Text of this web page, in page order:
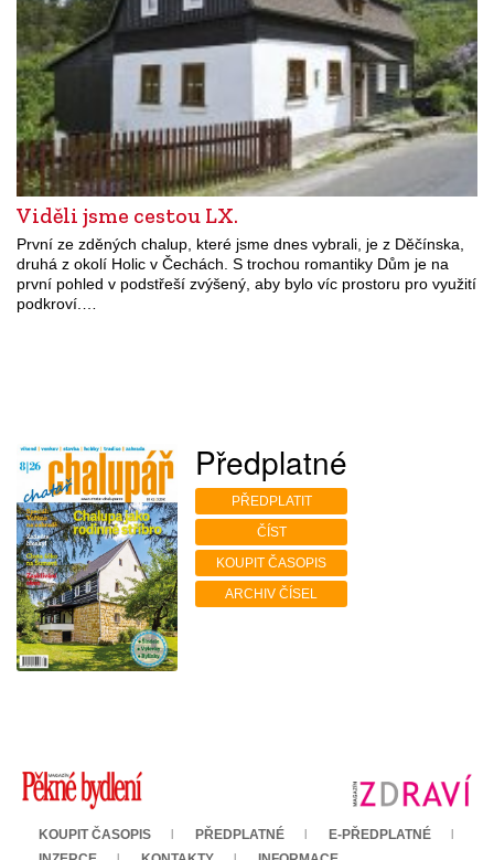
Viděli jsme cestou LX.
První ze zděných chalup, které jsme dnes vybrali, je z Děčínska,
druhá z okolí Holic v Čechách. S trochou romantiky Dům je na
první pohled v podstřeší zvýšený, aby bylo víc prostoru pro využití
podkroví.…
Předplatné
PŘEDPLATIT
ČÍST
KOUPIT ČASOPIS
ARCHIV ČÍSEL
KOUPIT ČASOPIS PŘEDPLATNÉ
E-PŘEDPLATNÉ